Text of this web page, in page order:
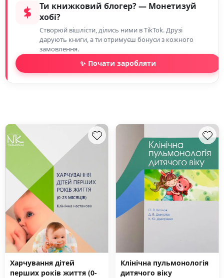
Ти книжковий блогер? — Монетизуй
хобі?
Створюй вішлісти, ділись ними в TikTok. Друзі
дарують книги, а ти отримуєш бонуси з кожного
замовлення.
✨ Почати заробляти
Харчування дітей
перших років життя (0-
Клінічна пульмонологія
дитячого віку